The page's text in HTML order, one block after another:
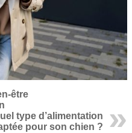
être
type d’alimentation
pour son chien ?